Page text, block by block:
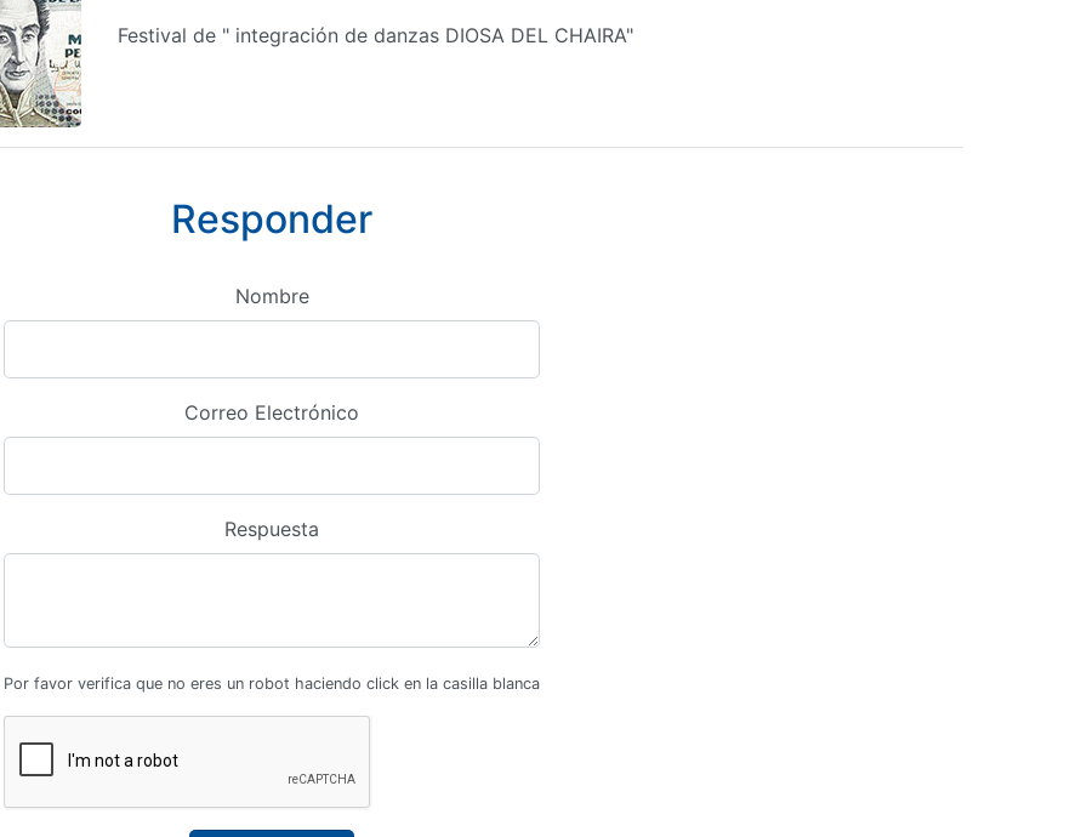
Festival de " integración de danzas DIOSA DEL CHAIRA"
Responder
Nombre
Correo Electrónico
Respuesta
Por favor verifica que no eres un robot haciendo click en la casilla blanca